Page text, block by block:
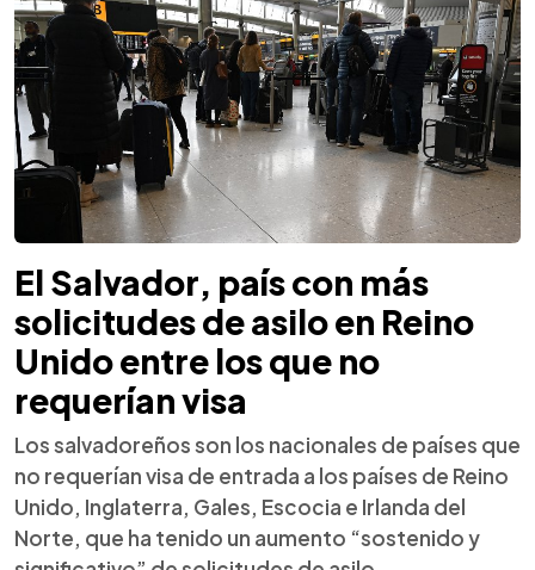
El Salvador, país con más
solicitudes de asilo en Reino
Unido entre los que no
requerían visa
Los salvadoreños son los nacionales de países que
no requerían visa de entrada a los países de Reino
Unido, Inglaterra, Gales, Escocia e Irlanda del
Norte, que ha tenido un aumento “sostenido y